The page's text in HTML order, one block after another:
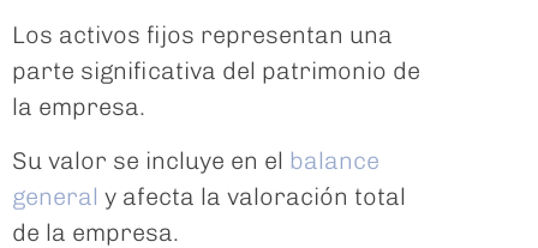
Los activos fijos representan una
parte significativa del patrimonio de
la empresa.
Su valor se incluye en el balance
general y afecta la valoración total
de la empresa.